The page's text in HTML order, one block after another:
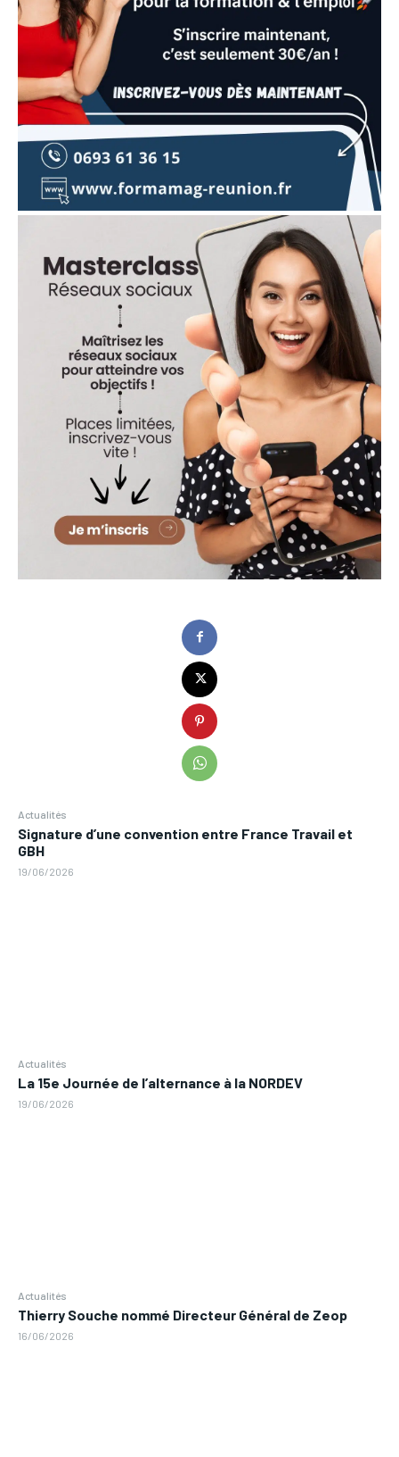
Actualités
Signature d’une convention entre France Travail et
GBH
19/06/2026
Actualités
La 15e Journée de l’alternance à la NORDEV
19/06/2026
Actualités
Thierry Souche nommé Directeur Général de Zeop
16/06/2026